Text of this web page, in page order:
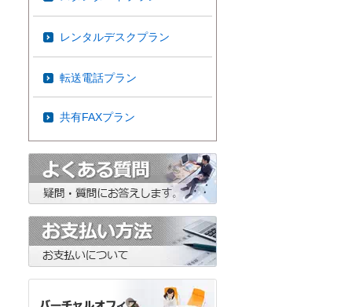
レンタルデスクプラン
転送電話プラン
共有FAXプラン